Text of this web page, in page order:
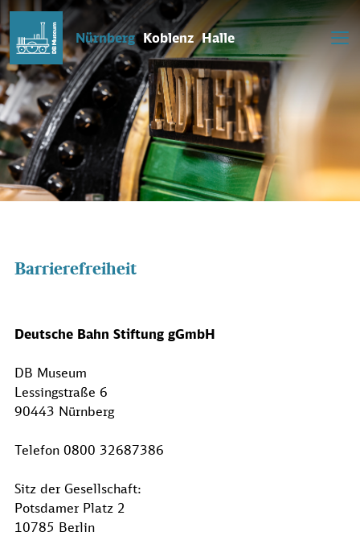
Nürnberg Koblenz Halle
Barrierefreiheit
Deutsche Bahn Stiftung gGmbH
DB Museum
Lessingstraße 6
90443 Nürnberg
Telefon 0800 32687386
Sitz der Gesellschaft:
Potsdamer Platz 2
10785 Berlin